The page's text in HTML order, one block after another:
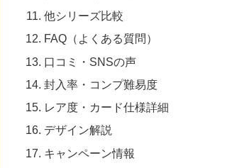
他シリーズ比較
FAQ（よくある質問）
口コミ・SNSの声
封入率・コンプ難易度
レア度・カード仕様詳細
デザイン解説
キャンペーン情報